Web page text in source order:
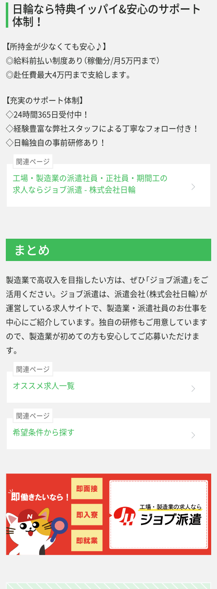
日輪なら特典イッパイ&安心のサポート
体制！
【所持金が少なくても安心♪】
◎給料前払い制度あり（稼働分/月5万円まで）
◎赴任費最大4万円まで支給します。
【充実のサポート体制】
◇24時間365日受付中！
◇経験豊富な弊社スタッフによる丁寧なフォロー付き！
◇日輪独自の事前研修あり！
関連ページ
工場・製造業の派遣社員・正社員・期間工の
求人ならジョブ派遣 - 株式会社日輪
まとめ
製造業で高収入を目指したい方は、ぜひ「ジョブ派遣」をご
活用ください。ジョブ派遣は、派遣会社（株式会社日輪）が
運営している求人サイトで、製造業・派遣社員のお仕事を
中心にご紹介しています。独自の研修もご用意しています
ので、製造業が初めての方も安心してご応募いただけま
す。
関連ページ
オススメ求人一覧
関連ページ
希望条件から探す